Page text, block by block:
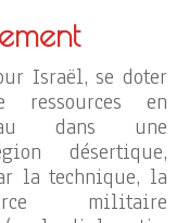
Israël, se doter
ressources en
dans une
désertique,
la technique, la
militaire